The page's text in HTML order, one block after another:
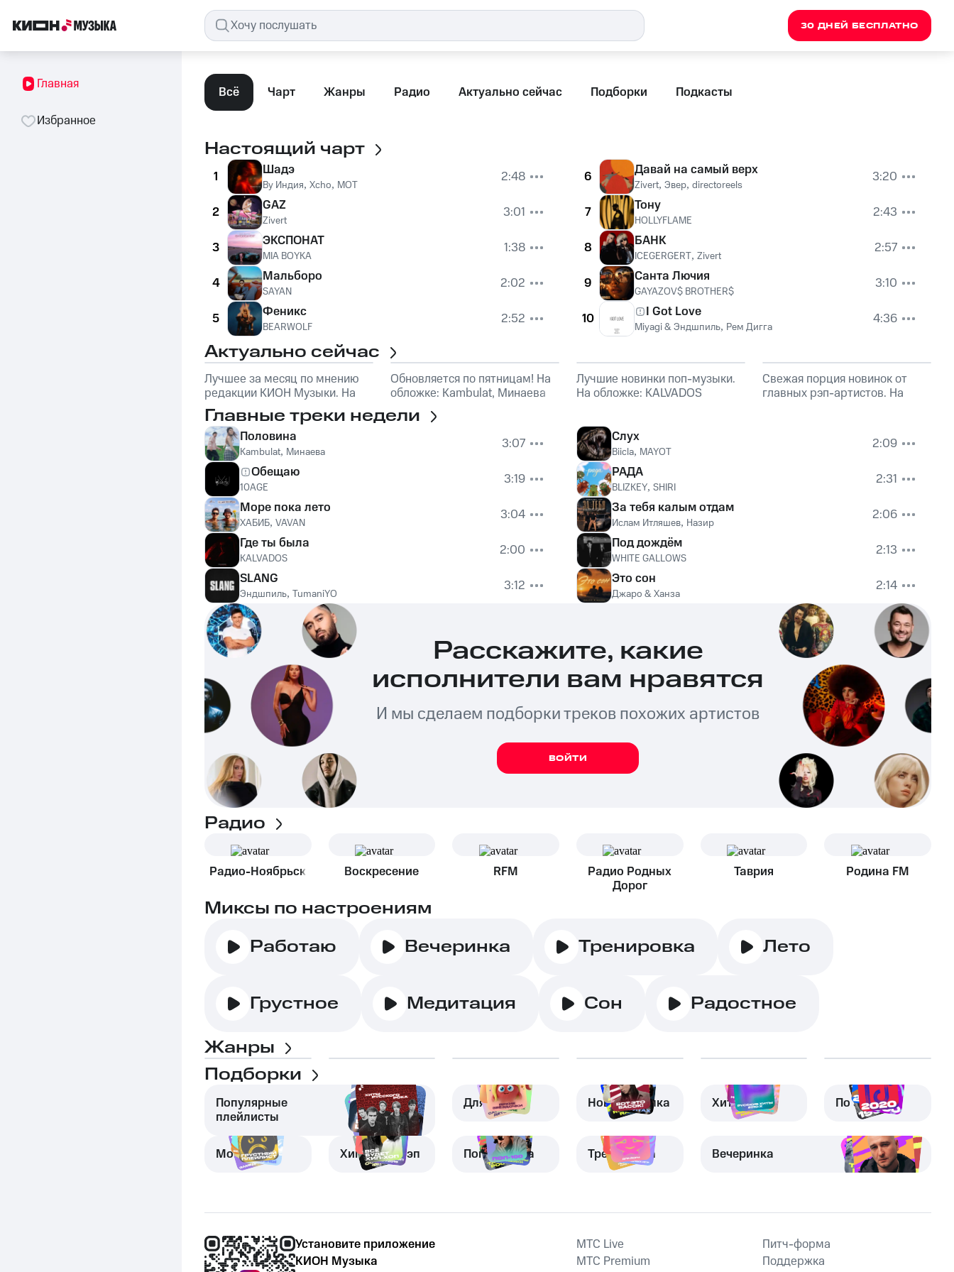
30 ДНЕЙ БЕСПЛАТНО
Главная
Избранное
Всё Чарт Жанры Радио Актуально сейчас Подборки Подкасты
Настоящий чарт
1 Шадэ
By Индия, Xcho, MOT 2:48
2 GAZ
Zivert 3:01
3 ЭКСПОНАТ
MIA BOYKA 1:38
4 Мальборо
SAYAN 2:02
5 Феникс
BEARWOLF 2:52
6 Давай на самый верх
Zivert, Эвер, directoreels 3:20
7 Тону
HOLLYFLAME 2:43
8 БАНК
ICEGERGERT, Zivert 2:57
9 Санта Лючия
GAYAZOV$ BROTHER$ 3:10
10 I Got Love
Miyagi & Эндшпиль, Рем Дигга 4:36
Актуально сейчас
Лучшее за месяц по мнению
редакции КИОН Музыки. На
обложке: Marselle
Обновляется по пятницам! На
обложке: Kambulat, Минаева
Лучшие новинки поп-музыки.
На обложке: KALVADOS
Свежая порция новинок от
главных рэп-артистов. На
Главные треки недели
Половина
Kambulat, Минаева
3:07
Обещаю
10AGE
3:19
Море пока лето
ХАБИБ, VAVAN
3:04
Где ты была
KALVADOS
2:00
SLANG
Эндшпиль, TumaniYO 3:12
Слух
Biicla, MAYOT
2:09
РАДА
BLIZKEY, SHIRI
2:31
За тебя калым отдам
Ислам Итляшев, Назир
2:06
Под дождём
WHITE GALLOWS
2:13
Это сон
Джаро & Ханза 2:14
Расскажите, какие
исполнители вам нравятся
И мы сделаем подборки треков похожих артистов
ВОЙТИ
Радио
Радио-Ноябрьск Воскресение RFM
Радио Родных
Дорог
Таврия Родина FM
Миксы по настроениям
Работаю
Вечеринка Тренировка Лето
Грустное Медитация Сон
Радостное
Жанры
Подборки
Популярные
плейлисты
Для детей Новая музыка Хиты По эпохам
Моменты Хип-хоп и рэп Поп-музыка Тренировка Вечеринка
Установите приложение
КИОН Музыка
MTС Live
MTС Premium
Питч-форма
Поддержка